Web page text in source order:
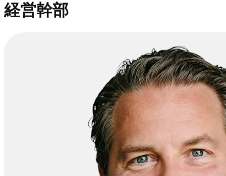
経営幹部